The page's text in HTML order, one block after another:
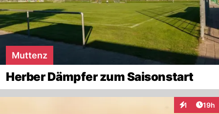
Muttenz
Herber Dämpfer zum Saisonstart
1 19h